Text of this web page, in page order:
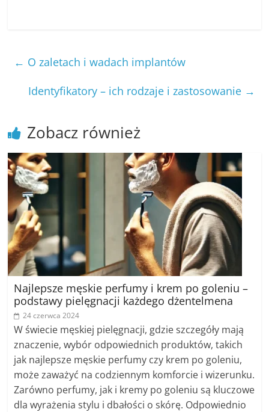
← O zaletach i wadach implantów
Identyfikatory – ich rodzaje i zastosowanie →
Zobacz również
Najlepsze męskie perfumy i krem po goleniu –
podstawy pielęgnacji każdego dżentelmena
24 czerwca 2024
W świecie męskiej pielęgnacji, gdzie szczegóły mają
znaczenie, wybór odpowiednich produktów, takich
jak najlepsze męskie perfumy czy krem po goleniu,
może zaważyć na codziennym komforcie i wizerunku.
Zarówno perfumy, jak i kremy po goleniu są kluczowe
dla wyrażenia stylu i dbałości o skórę. Odpowiednio